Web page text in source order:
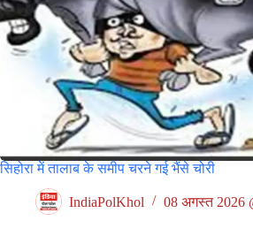
सिहोरा में तालाब के समीप चरने गई भैंसे चोरी
IndiaPolKhol 08 अगस्त 2026